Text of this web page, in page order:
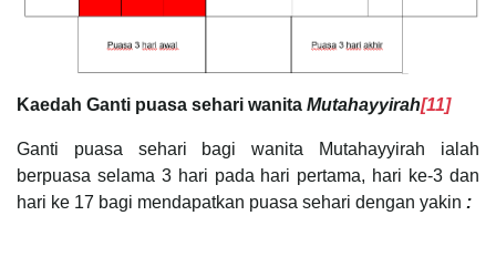
Kaedah Ganti puasa sehari wanita Mutahayyirah[11]
Ganti puasa sehari bagi wanita Mutahayyirah ialah
berpuasa selama 3 hari pada hari pertama, hari ke-3 dan
hari ke 17 bagi mendapatkan puasa sehari dengan yakin :